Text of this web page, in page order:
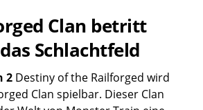
Clan betritt
Schlachtfeld
2Destiny of the Railforged wird
Clan spielbar. Dieser Clan